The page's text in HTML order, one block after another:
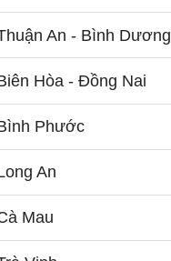
An - Bình Dương
Hòa - Đồng Nai
Phước
An
Mau